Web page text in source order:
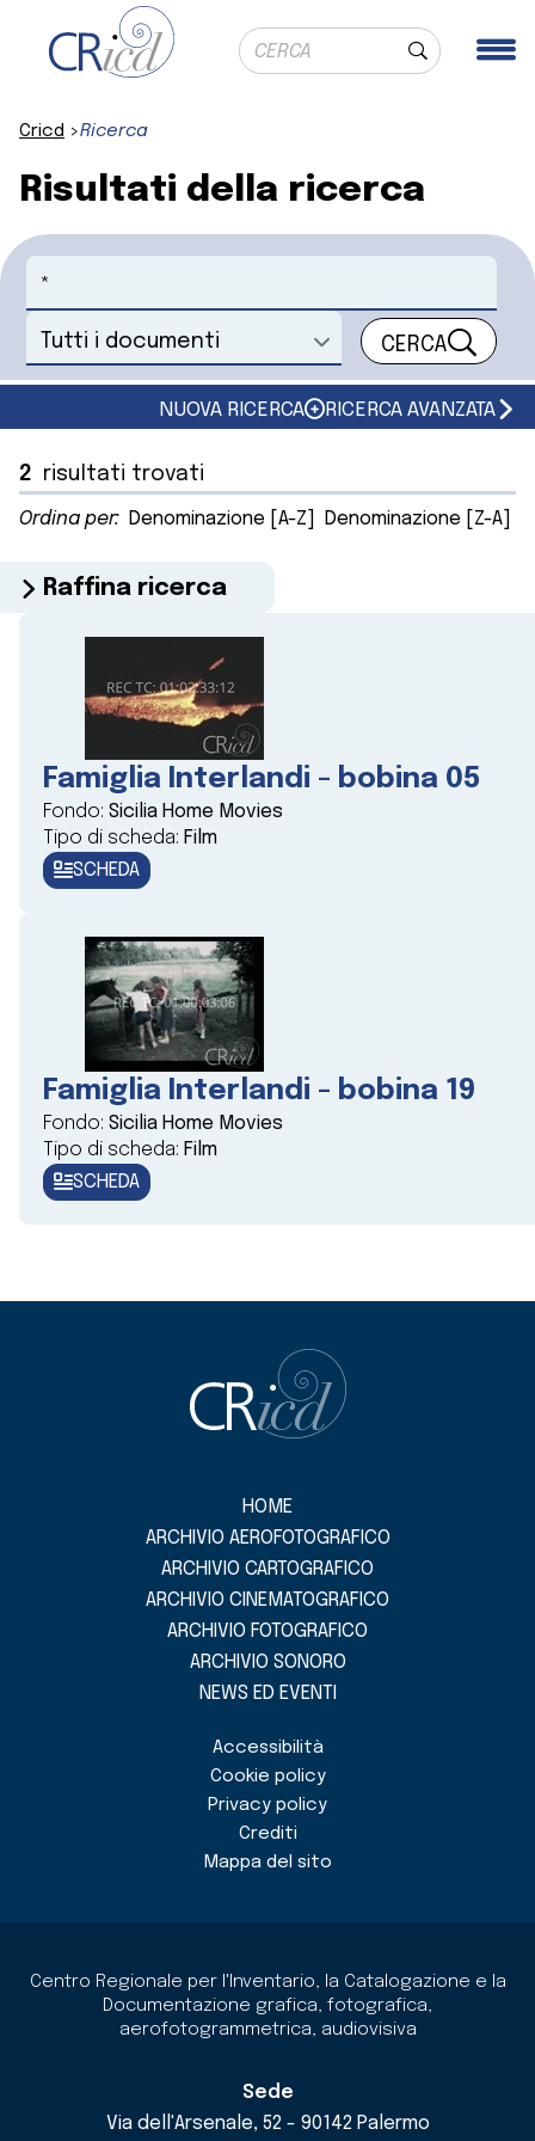
Ricerca globale
Cerca
Cricd Ricerca
Risultati della ricerca
Cerca
Seleziona un documento CERCA
NUOVA RICERCA RICERCA AVANZATA
2 risultati trovati
Ordina per: Denominazione [A-Z] Denominazione [Z-A]
Raffina ricerca
Famiglia Interlandi - bobina 05
Fondo: Sicilia Home Movies
Tipo di scheda: Film
SCHEDA
Famiglia Interlandi - bobina 19
Fondo: Sicilia Home Movies
Tipo di scheda: Film
SCHEDA
HOME
ARCHIVIO AEROFOTOGRAFICO
ARCHIVIO CARTOGRAFICO
ARCHIVIO CINEMATOGRAFICO
ARCHIVIO FOTOGRAFICO
ARCHIVIO SONORO
NEWS ED EVENTI
Accessibilità
Cookie policy
Privacy policy
Crediti
Mappa del sito
Centro Regionale per l'Inventario, la Catalogazione e la
Documentazione grafica, fotografica,
aerofotogrammetrica, audiovisiva
Sede
Via dell'Arsenale, 52 - 90142 Palermo